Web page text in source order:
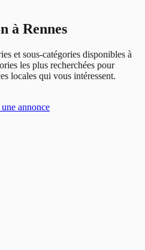
à Rennes
et sous-catégories disponibles à
les plus recherchées pour
locales qui vous intéressent.
annonce